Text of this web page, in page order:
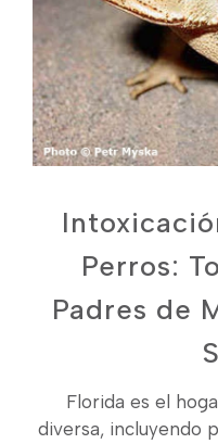
Perros:
Padres de
Florida es el
diversa, incluyendo